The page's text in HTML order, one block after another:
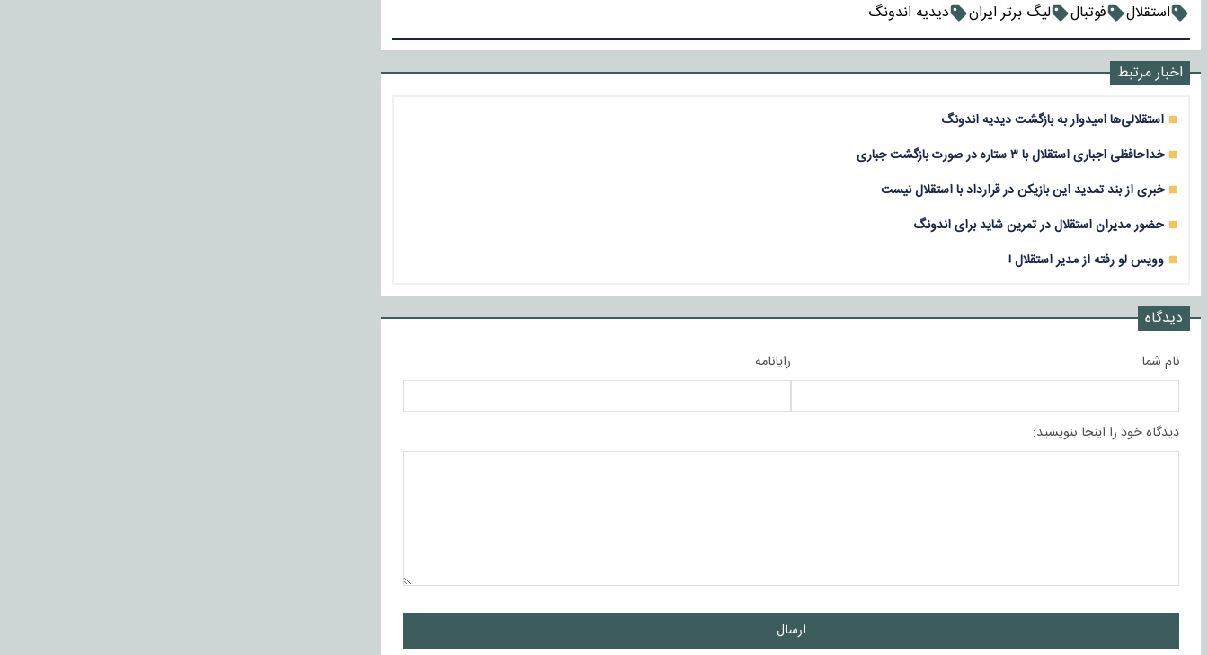
استقلال فوتبال لیگ برتر ایران دیدیه اندونگ
اخبار مرتبط
استقلالی‌ها امیدوار به بازگشت دیدیه اندونگ
خداحافظی اجباری استقلال با ۳ ستاره در صورت بازگشت جباری
خبری از بند تمدید این بازیکن در قرارداد با استقلال نیست
حضور مدیران استقلال در تمرین شاید برای اندونگ
وویس لو رفته از مدیر استقلال !
دیدگاه
نام شما رایانامه
دیدگاه خود را اینجا بنویسید:
ارسال